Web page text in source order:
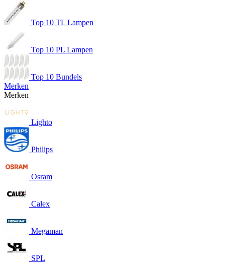
Top 10 TL Lampen
Top 10 PL Lampen
Top 10 Bundels
Merken
Merken
Lighto
Philips
Osram
Calex
Megaman
SPL